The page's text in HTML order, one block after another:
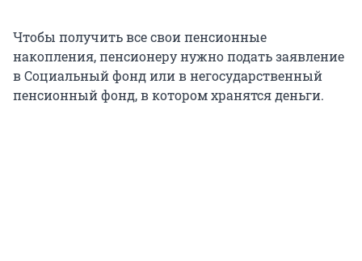
Чтобы получить все свои пенсионные
накопления, пенсионеру нужно подать заявление
в Социальный фонд или в негосударственный
пенсионный фонд, в котором хранятся деньги.